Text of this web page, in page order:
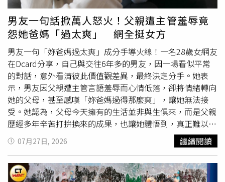
男友一句話掀萬人怒火！父親遭主管羞辱竟
怨她爸媽「過太爽」 網全挺女方
男友一句「妳爸媽過太爽」成分手導火線！一名28歲女網友
在Dcard分享，自己與交往6年多的男友，因一場看似平常
的對話，意外看清彼此價值觀差異，最終決定分手。她表
示，男友因父親遭主管言語羞辱而心情低落，卻將情緒轉向
她的父母，甚至感嘆「妳爸媽過得那麼爽」，讓她無法接
受。她認為，父母今天擁有的生活並非與生俱來，而是父親
歷經多年辛苦打拚換來的成果，也讓她體悟到，真正難以跨
越的不是家境，而是對努力與人生的看法不同。貼文曝光
後，引發大批網友熱議。原PO表示，她與男友同為28歲，
交往超過6年。男友一直認為她家境優渥，時常把「妳家很
有錢」掛在嘴邊。她坦言，自家目前確實算得上小康，父親
07月27日, 2026 繼續閱讀